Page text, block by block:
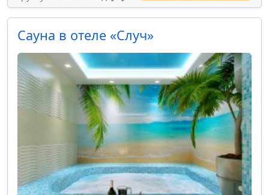
Сауна в отеле «Случ»